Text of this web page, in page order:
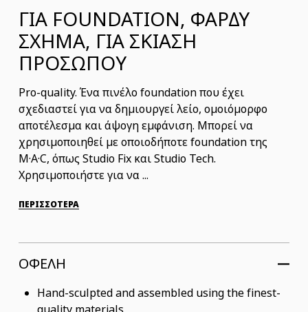
ΓΙΑ FOUNDATION, ΦΑΡΔΥ
ΣΧΗΜΑ, ΓΙΑ ΣΚΙΑΣΗ
ΠΡΟΣΩΠΟΥ
Pro-quality. Ένα πινέλο foundation που έχει
σχεδιαστεί για να δημιουργεί λείο, ομοιόμορφο
αποτέλεσμα και άψογη εμφάνιση. Μπορεί να
χρησιμοποιηθεί με οποιοδήποτε foundation της
M·A·C, όπως Studio Fix και Studio Tech.
Χρησιμοποιήστε για να ...
ΠΕΡΙΣΣΟΤΕΡΑ
ΟΦΕΛΗ
Hand-sculpted and assembled using the finest-